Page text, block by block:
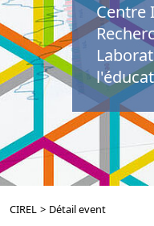
Centre
CIREL > Détail event